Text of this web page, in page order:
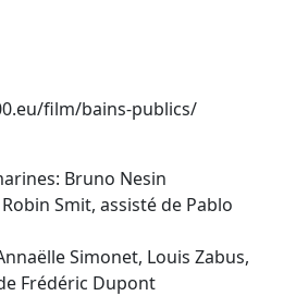
film/bains-publics/
Bruno Nesin
Smit, assisté de Pablo
Simonet, Louis Zabus,
Frédéric Dupont